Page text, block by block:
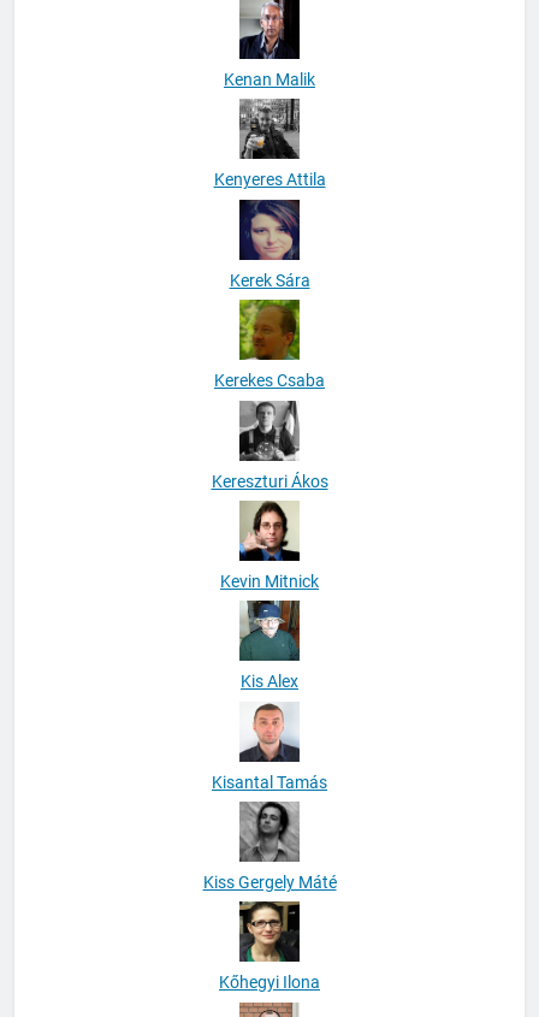
Kenan Malik
Kenyeres Attila
Kerek Sára
Kerekes Csaba
Kereszturi Ákos
Kevin Mitnick
Kis Alex
Kisantal Tamás
Kiss Gergely Máté
Kőhegyi Ilona